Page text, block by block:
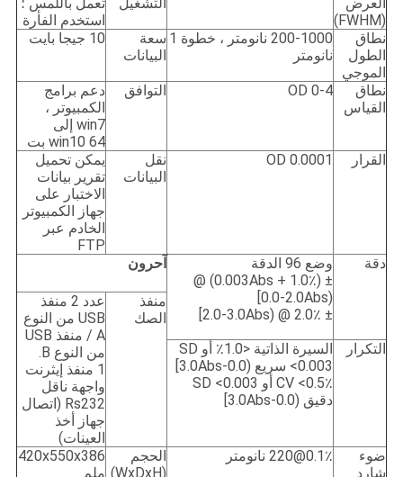
العرض
(FWHM)
التشغيل
تعمل باللمس ؛
استخدم الفأرة
نطاق
الطول
الموجي
200-1000 نانومتر ، خطوة 1
نانومتر
سعة
البيانات
10 جيجا بايت
نطاق
القياس
0-4 OD التوافق
دعم برامج
الكمبيوتر ،
win7 إلى
win10 64 بت
القرار
0.0001 OD
نقل
البيانات
يمكن تحميل
تقرير بيانات
الاختبار على
جهاز الكمبيوتر
الخادم عبر
FTP
دقة
وضع 96 الدقة
± (1.0٪ + 0.003Abs) @
(0.0-2.0Abs]
± 2.0٪ @ (2.0-3.0Abs]
آحرون
منفذ
الصك
عدد 2 منفذ
USB من النوع
A / منفذ USB
من النوع B.
1 منفذ إيثرنت
واجهة ناقل
Rs232 (اتصال
جهاز أخذ
العينات)
التكرار
السيرة الذاتية <1.0٪ أو SD
<0.003 سريع (0.0-3.0Abs]
CV <0.5٪ أو SD <0.003
دقيق (0.0-3.0Abs]
ضوء
شارد
0.1٪@220 نانومتر
الحجم
(WxDxH)
420x550x386
ملم